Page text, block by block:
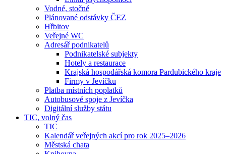
Vodné, stočné
Plánované odstávky ČEZ
Hřbitov
Veřejné WC
Adresář podnikatelů
Podnikatelské subjekty
Hotely a restaurace
Krajská hospodářská komora Pardubického kraje
Firmy v Jevíčku
Platba místních poplatků
Autobusové spoje z Jevíčka
Digitální služby státu
TIC, volný čas
TIC
Kalendář veřejných akcí pro rok 2025–2026
Městská chata